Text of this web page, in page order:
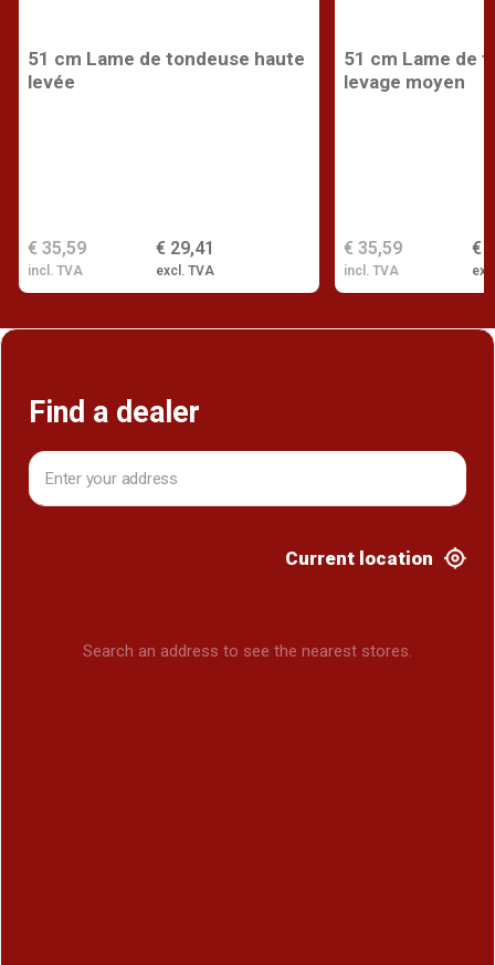
51 cm Lame de tondeuse haute
levée
€ 29,41
excl. TVA
€ 35,59
incl. TVA
51 cm Lame de
levage moyen
€
€ 35,59
incl. TVA
Find a dealer
Current location
Search an address to see the nearest stores.